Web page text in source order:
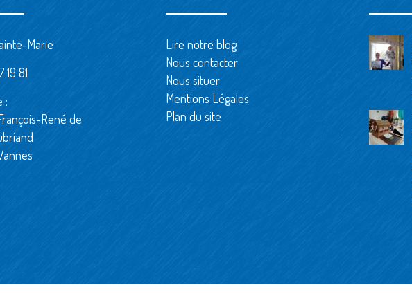
Marie
19 81
:
René de
Lire notre blog
Nous contacter
Nous situer
Mentions Légales
Plan du site